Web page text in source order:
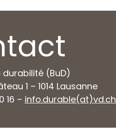
durabilité (BuD)
1 – 1014 Lausanne
16 – info.durable(at)vd.ch